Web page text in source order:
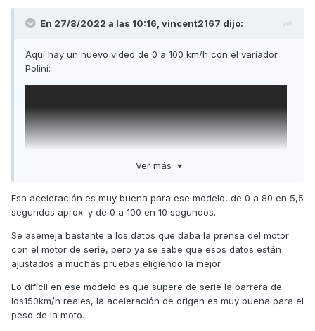
En 27/8/2022 a las 10:16, vincent2167 dijo:
Aquí hay un nuevo vídeo de 0 a 100 km/h con el variador
Polini:
Ver más
Esa aceleración es muy buena para ese modelo, de 0 a 80 en 5,5
segundos aprox. y de 0 a 100 en 10 segundos.
Se asemeja bastante a los datos que daba la prensa del motor
con el motor de serie, pero ya se sabe que esos datos están
ajustados a muchas pruebas eligiendo la mejor.
Lo difícil en ese modelo es que supere de serie la barrera de
los150km/h reales, la aceleración de origen es muy buena para el
peso de la moto.